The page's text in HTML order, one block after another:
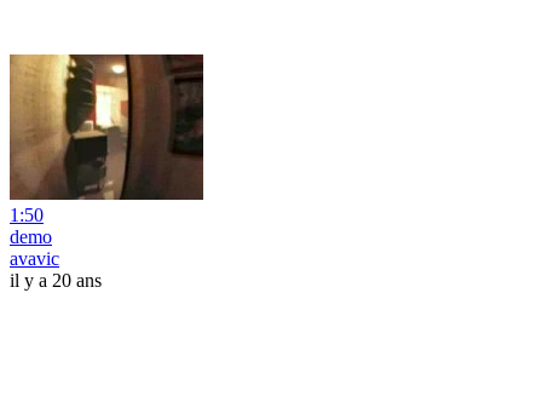
1:50
demo
avavic
il y a 20 ans